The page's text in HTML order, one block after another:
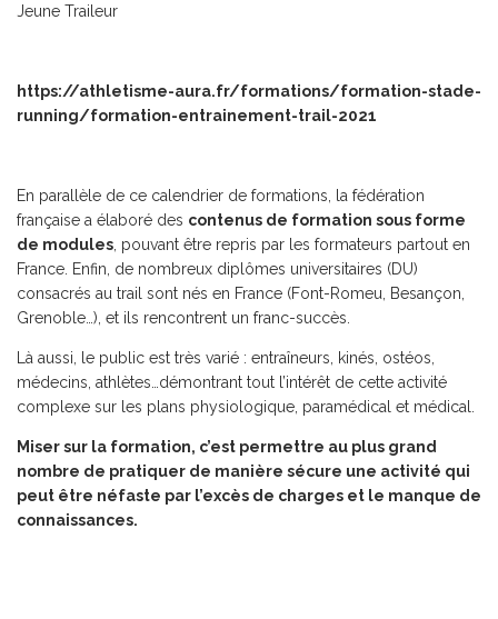
Jeune Traileur
https://athletisme-aura.fr/formations/formation-stade-
running/formation-entrainement-trail-2021
En parallèle de ce calendrier de formations, la fédération
française a élaboré des contenus de formation sous forme
de modules , pouvant être repris par les formateurs partout en
France. Enfin, de nombreux diplômes universitaires (DU)
consacrés au trail sont nés en France (Font-Romeu, Besançon,
Grenoble…), et ils rencontrent un franc-succès.
Là aussi, le public est très varié : entraîneurs, kinés, ostéos,
médecins, athlètes…démontrant tout l’intérêt de cette activité
complexe sur les plans physiologique, paramédical et médical.
Miser sur la formation, c’est permettre au plus grand
nombre de pratiquer de manière sécure une activité qui
peut être néfaste par l’excès de charges et le manque de
connaissances.